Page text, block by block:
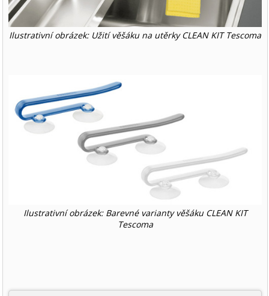
Ilustrativní obrázek: Užití věšáku na utěrky CLEAN KIT Tescoma
Ilustrativní obrázek: Barevné varianty věšáku CLEAN KIT
Tescoma